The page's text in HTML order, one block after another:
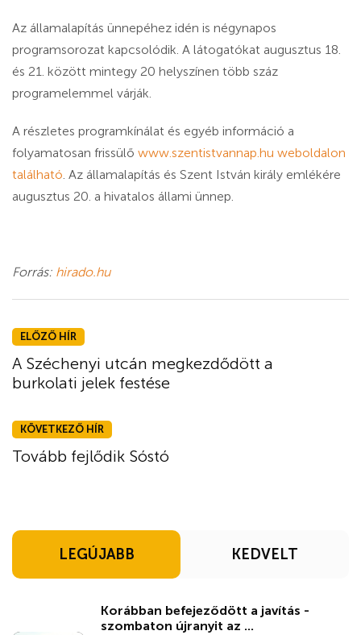
Az államalapítás ünnepéhez idén is négynapos
programsorozat kapcsolódik. A látogatókat augusztus 18.
és 21. között mintegy 20 helyszínen több száz
programelemmel várják.
A részletes programkínálat és egyéb információ a
folyamatosan frissülő www.szentistvannap.hu weboldalon
található. Az államalapítás és Szent István király emlékére
augusztus 20. a hivatalos állami ünnep.
Forrás: hirado.hu
ELŐZŐ HÍR
A Széchenyi utcán megkezdődött a
burkolati jelek festése
KÖVETKEZŐ HÍR
Tovább fejlődik Sóstó
LEGÚJABB KEDVELT
Korábban befejeződött a javítás -
szombaton újranyit az ...